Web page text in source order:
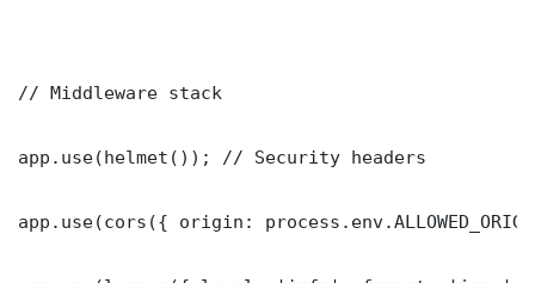
// Middleware stack
app.use(helmet()); // Security headers
app.use(cors({ origin: